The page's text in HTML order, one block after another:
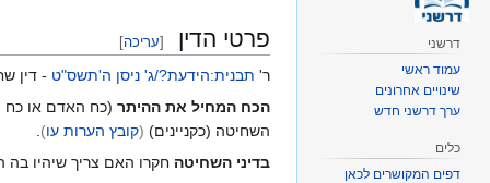
פרטי הדין [עריכה]
ר' תבנית:הידעת?/ג' ניסן ה'תשס"ט - דין
הכח המחיל את ההיתר (כח האדם או
השחיטה (כקניינים) (קובץ הערות עו)
.
בדיני השחיטה חקרו האם צריך שיהיו
דרשני
עמוד ראשי
שינויים אחרונים
ערך דרשני חדש
כלים
דפים המקושרים לכאן